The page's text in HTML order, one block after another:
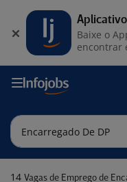
14 Vagas de Emprego de
Baixe o
encontrar